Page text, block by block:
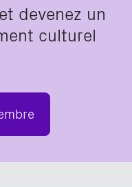
devenez un
culturel